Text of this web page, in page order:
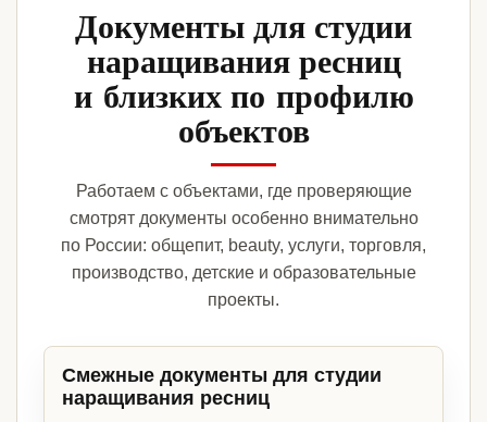
Документы для студии
наращивания ресниц
и близких по профилю
объектов
Работаем с объектами, где проверяющие
смотрят документы особенно внимательно
по России: общепит, beauty, услуги, торговля,
производство, детские и образовательные
проекты.
Смежные документы для студии
наращивания ресниц